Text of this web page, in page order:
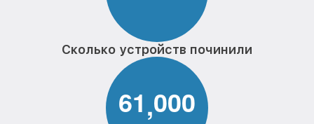
Сколько устройств починили
61,000